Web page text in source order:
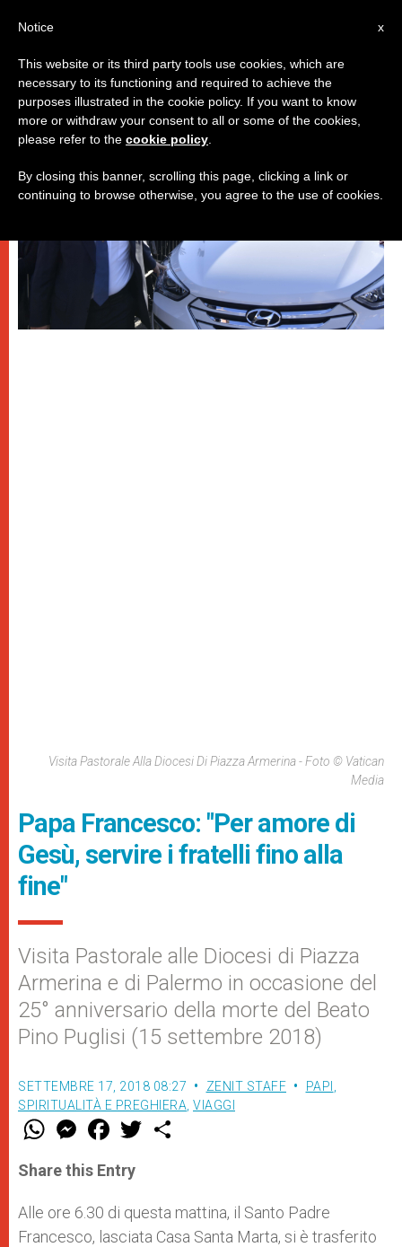
PAPI,SPIRITUALITÀ E PREGHIERA ,VIAGGI
Visita Pastorale Alla Diocesi Di Piazza Armerina - Foto © Vatican
Media
Papa Francesco: "Per amore di
Gesù, servire i fratelli fino alla
fine"
Visita Pastorale alle Diocesi di Piazza
Armerina e di Palermo in occasione del
25° anniversario della morte del Beato
Pino Puglisi (15 settembre 2018)
SETTEMBRE 17, 2018 08:27 ZENIT STAFF PAPI
SPIRITUALITÀ E PREGHIERA VIAGGI
W
t
s
p
p
M
e
s
e
g
e
r
F
a
e
b
o
k
w
r
Share this Entry
Alle ore 6.30 di questa mattina, il Santo Padre
Francesco, lasciata Casa Santa Marta, si è trasferito
x
Notice
This website or its third party tools use cookies, which are
necessary to its functioning and required to achieve the
purposes illustrated in the cookie policy. If you want to know
more or withdraw your consent to all or some of the cookies,
please refer to the cookie policy
By closing this banner, scrolling this page, clicking a link or
continuing to browse otherwise, you agree to the use of cookies.